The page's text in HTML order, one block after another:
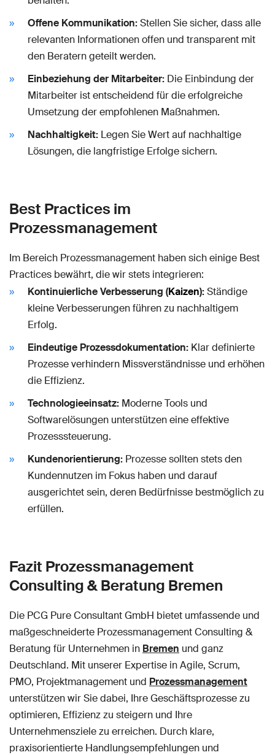
Offene Kommunikation:Stellen Sie sicher, dass alle
relevanten Informationen offen und transparent mit
den Beratern geteilt werden.
Einbeziehung der Mitarbeiter: Die Einbindung der
Mitarbeiter ist entscheidend für die erfolgreiche
Umsetzung der empfohlenen Maßnahmen.
Nachhaltigkeit: Legen Sie Wert auf nachhaltige
Lösungen, die langfristige Erfolge sichern.
Best Practices im
Prozessmanagement
Im Bereich Prozessmanagement haben sich einige Best
Practices bewährt, die wir stets integrieren:
Kontinuierliche Verbesserung (Kaizen):Ständige
kleine Verbesserungen führen zu nachhaltigem
Erfolg.
Eindeutige Prozessdokumentation: Klar definierte
Prozesse verhindern Missverständnisse und erhöhen
die Effizienz.
Technologieeinsatz: Moderne Tools und
Softwarelösungen unterstützen eine effektive
Prozesssteuerung.
Kundenorientierung: Prozesse sollten stets den
Kundennutzen im Fokus haben und darauf
ausgerichtet sein, deren Bedürfnisse bestmöglich zu
erfüllen.
Fazit Prozessmanagement
Consulting & Beratung Bremen
Die PCG Pure Consultant GmbH bietet umfassende und
maßgeschneiderte Prozessmanagement Consulting &
Beratung für Unternehmen in Bremen und ganz
Deutschland. Mit unserer Expertise in Agile, Scrum,
PMO, Projektmanagement und Prozessmanagement
unterstützen wir Sie dabei, Ihre Geschäftsprozesse zu
optimieren, Effizienz zu steigern und Ihre
Unternehmensziele zu erreichen. Durch klare,
praxisorientierte Handlungsempfehlungen und